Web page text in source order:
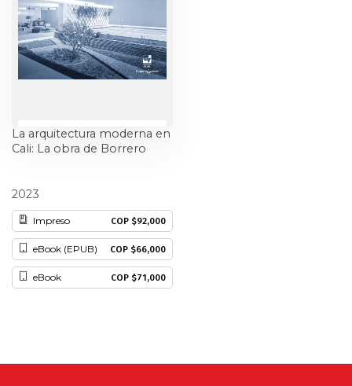
Ética
Filosofía
Física
Geografía
Historia
La arquitectura moderna en
Cali: La obra de Borrero
2023
Impreso COP $92,000
eBook (EPUB) COP $66,000
eBook COP $71,000